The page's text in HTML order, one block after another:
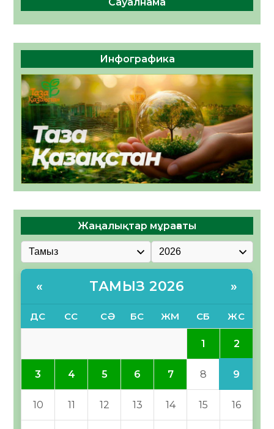
Инфографика
Жаңалықтар мұрағаты
« ТАМЫЗ 2026 »
ДС СС СӘ БС ЖМ СБ ЖС
1 2
3 4 5 6 7 8 9
10 11 12 13 14 15 16